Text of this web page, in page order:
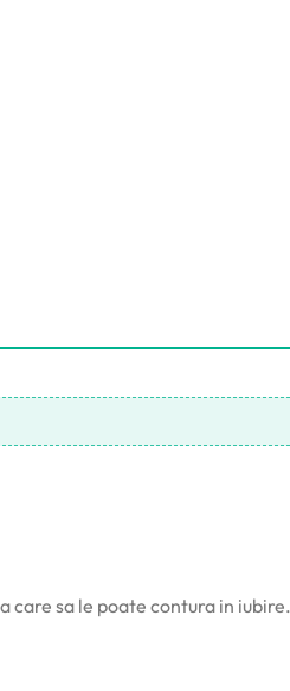
care sa le poate contura in iubire.